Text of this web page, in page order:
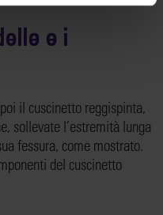
e i
il cuscinetto reggispinta,
sollevate l’estremità lunga
fessura, come mostrato.
del cuscinetto